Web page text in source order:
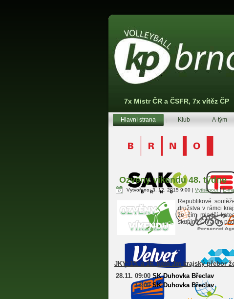
7x Mistr ČR a ČSFR, 7x vítěz ČP
Hlavní strana Klub A-tým
Ozvěny víkendu 48. týdne
Vytvořeno: 3. 12. 2015 9:00 | Vytisknout|E-
Republikové
družstva v rámci
že čím mladší
skupině ČP a tím
JKY: 15. a 16. kolo Jm krajský přebor
28.11. 09:00 SK Duhovka Břeclav
13:00 SK Duhovka Břeclav